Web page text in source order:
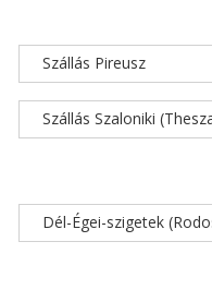
Szállás Pireusz
Szállás Szaloniki
Dél-Égei-szigetek